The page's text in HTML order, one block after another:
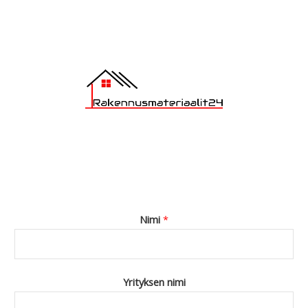
Nimi *
Yrityksen nimi